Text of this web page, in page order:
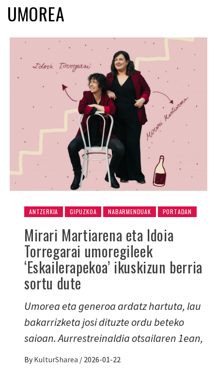
UMOREA
ANTZERKIA GIPUZKOA NABARMENDUAK PORTADAN
Mirari Martiarena eta Idoia
Torregarai umoregileek
‘Eskailerapekoa’ ikuskizun berria
sortu dute
Umorea eta generoa ardatz hartuta, lau
bakarrizketa josi dituzte ordu beteko
saioan. Aurrestreinaldia otsailaren 1ean,
By KulturSharea / 2026-01-22